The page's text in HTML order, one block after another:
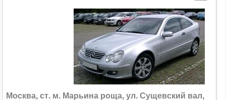
Москва, ст. м. Марьина роща, ул. Сущевский вал,